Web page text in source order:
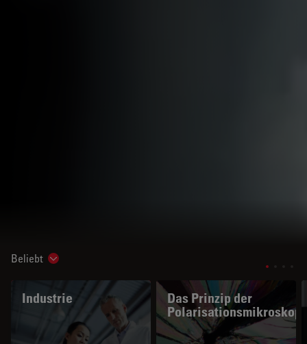
Beliebt Show subnavigation
Industrie
Das Prinzip der